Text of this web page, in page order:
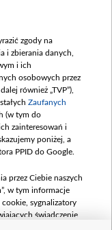
350
2025
(wpłata
8
zgody na
i zbierania danych,
i ich
osobowych przez
również „TVP”),
Zaufanych
(w tym do
zainteresowań i
poniżej, a
PPID do Google.
przez Ciebie naszych
w tym informacje
sygnalizatory
świadczenie